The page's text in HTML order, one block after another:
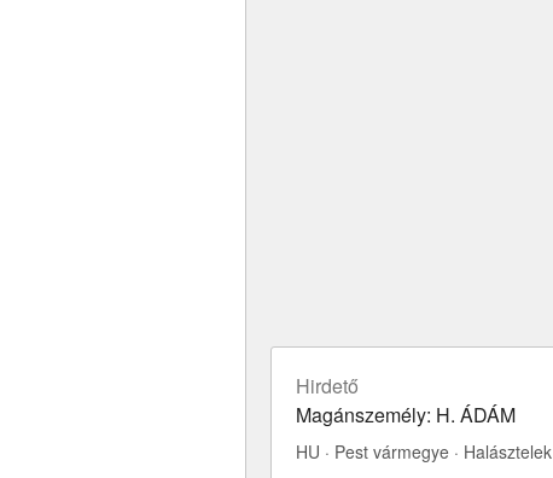
Hirdető
Magánszemély: H. ÁDÁM
HU · Pest vármegye · Halásztelek